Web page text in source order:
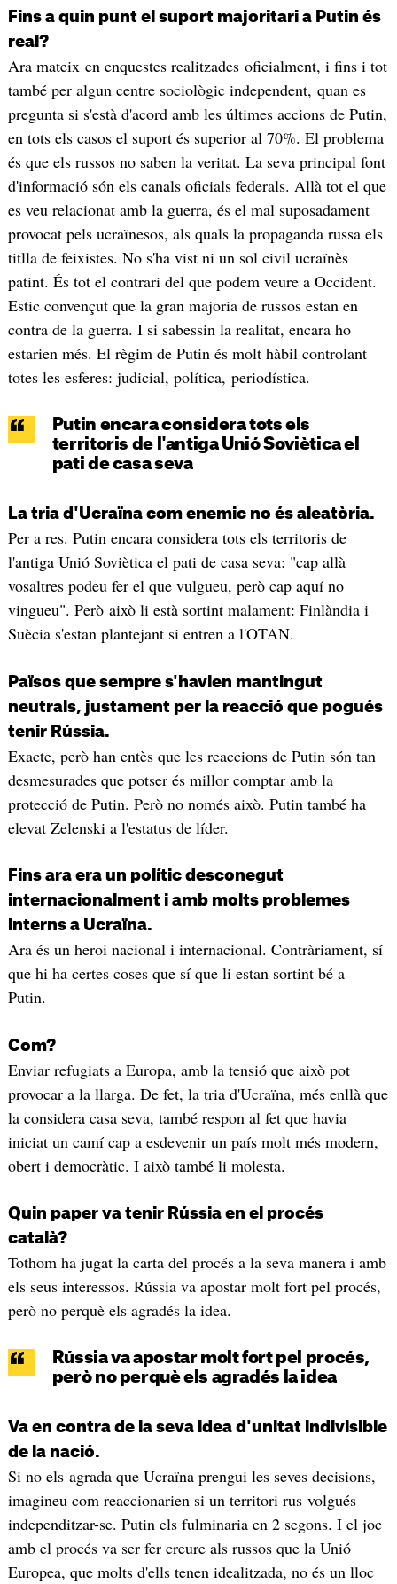
Fins a quin punt el suport majoritari a Putin és
real?
Ara mateix en enquestes realitzades oficialment, i fins i tot
també per algun centre sociològic independent, quan es
pregunta si s'està d'acord amb les últimes accions de Putin,
en tots els casos el suport és superior al 70%. El problema
és que els russos no saben la veritat. La seva principal font
d'informació són els canals oficials federals. Allà tot el que
es veu relacionat amb la guerra, és el mal suposadament
provocat pels ucraïnesos, als quals la propaganda russa els
titlla de feixistes. No s'ha vist ni un sol civil ucraïnès
patint. És tot el contrari del que podem veure a Occident.
Estic convençut que la gran majoria de russos estan en
contra de la guerra. I si sabessin la realitat, encara ho
estarien més. El règim de Putin és molt hàbil controlant
totes les esferes: judicial, política, periodística.
Putin encara considera tots els
territoris de l'antiga Unió Soviètica el
pati de casa seva
La tria d'Ucraïna com enemic no és aleatòria.
Per a res. Putin encara considera tots els territoris de
l'antiga Unió Soviètica el pati de casa seva: "cap allà
vosaltres podeu fer el que vulgueu, però cap aquí no
vingueu". Però això li està sortint malament: Finlàndia i
Suècia s'estan plantejant si entren a l'OTAN.
Països que sempre s'havien mantingut
neutrals, justament per la reacció que pogués
tenir Rússia.
Exacte, però han entès que les reaccions de Putin són tan
desmesurades que potser és millor comptar amb la
protecció de Putin. Però no només això. Putin també ha
elevat Zelenski a l'estatus de líder.
Fins ara era un polític desconegut
internacionalment i amb molts problemes
interns a Ucraïna.
Ara és un heroi nacional i internacional. Contràriament, sí
que hi ha certes coses que sí que li estan sortint bé a
Putin.
Com?
Enviar refugiats a Europa, amb la tensió que això pot
provocar a la llarga. De fet, la tria d'Ucraïna, més enllà que
la considera casa seva, també respon al fet que havia
iniciat un camí cap a esdevenir un país molt més modern,
obert i democràtic. I això també li molesta.
Quin paper va tenir Rússia en el procés
català?
Tothom ha jugat la carta del procés a la seva manera i amb
els seus interessos. Rússia va apostar molt fort pel procés,
però no perquè els agradés la idea.
Rússia va apostar molt fort pel procés,
però no perquè els agradés la idea
Va en contra de la seva idea d'unitat indivisible
de la nació.
Si no els agrada que Ucraïna prengui les seves decisions,
imagineu com reaccionarien si un territori rus volgués
independitzar-se. Putin els fulminaria en 2 segons. I el joc
amb el procés va ser fer creure als russos que la Unió
Europea, que molts d'ells tenen idealitzada, no és un lloc